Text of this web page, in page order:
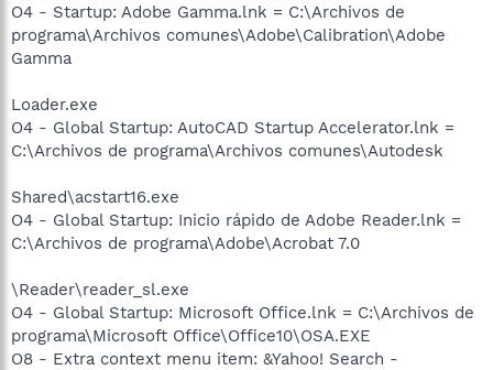
O4 - Startup: Adobe Gamma.lnk = C:\Archivos de
programa\Archivos comunes\Adobe\Calibration\Adobe
Gamma
Loader.exe
O4 - Global Startup: AutoCAD Startup Accelerator.lnk =
C:\Archivos de programa\Archivos comunes\Autodesk
Shared\acstart16.exe
O4 - Global Startup: Inicio rápido de Adobe Reader.lnk =
C:\Archivos de programa\Adobe\Acrobat 7.0
\Reader\reader_sl.exe
O4 - Global Startup: Microsoft Office.lnk = C:\Archivos de
programa\Microsoft Office\Office10\OSA.EXE
O8 - Extra context menu item: &Yahoo! Search -